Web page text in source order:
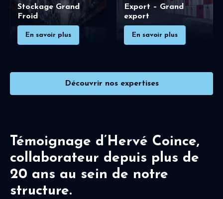
Stockage Grand
Froid
En savoir plus
Export – Grand
export
En savoir plus
Découvrir nos expertises
Témoignage d’Hervé Coince,
collaborateur depuis plus de
20 ans au sein de notre
structure.